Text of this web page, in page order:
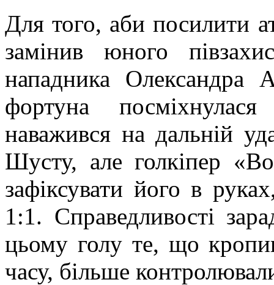
Для того, аби посилити
замінив юного
нападника
фортуна
наважився на дальній
Шусту, але голкіпер
зафіксувати його в
1:1. Справедливості
цьому голу те, що
часу, більше